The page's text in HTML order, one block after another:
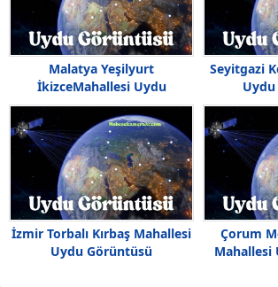
Malatya Yeşilyurt
İkizceMahallesi Uydu
Görüntüsü Haritası
Seyitgazi
İzmir Torbalı Kırbaş Mahallesi
Uydu Görüntüsü
Çorum
Mahallesi